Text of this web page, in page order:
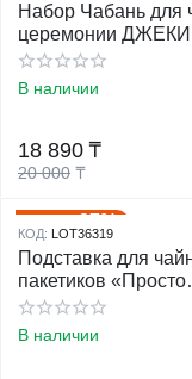
Набор Чабань для
церемонии
42.5×25.5×4 см и
китайский
2017 г, 50 г
В наличии
20 000 ₸
18 890 ₸
27%
КОД: LOT36319
Подставка для
пакетиков «Просто
мечтай», 9.5×9 см
В наличии